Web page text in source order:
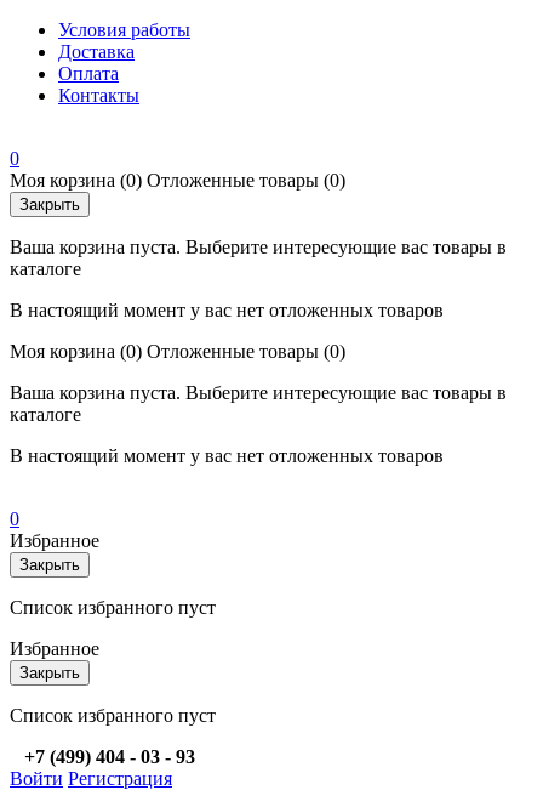
Условия работы
Доставка
Оплата
Контакты
0
Моя корзина (0) Отложенные товары (0)
Закрыть
Ваша корзина пуста. Выберите интересующие вас товары в
каталоге
В настоящий момент у вас нет отложенных товаров
Моя корзина (0) Отложенные товары (0)
Ваша корзина пуста. Выберите интересующие вас товары в
каталоге
В настоящий момент у вас нет отложенных товаров
0
Избранное
Закрыть
Список избранного пуст
Избранное
Закрыть
Список избранного пуст
+7 (499) 404 - 03 - 93
Войти Регистрация